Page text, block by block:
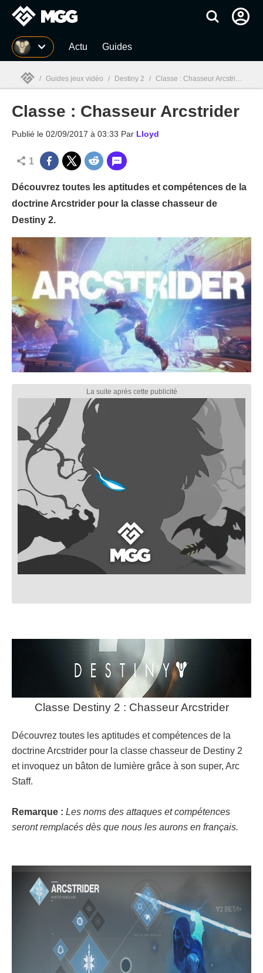
MGG Actu Guides
MGG
/ Guides jeux vidéo / Destiny 2 / Classe : Chasseur Arcstrider
Classe : Chasseur Arcstrider
Publié le 02/09/2017 à 03:33 Par Lloyd
1
Découvrez toutes les aptitudes et compétences de la
doctrine Arcstrider pour la classe chasseur de
Destiny 2.
Classe Destiny 2 : Chasseur Arcstrider
Découvrez toutes les aptitudes et compétences de la
doctrine Arcstrider pour la classe chasseur de Destiny 2
et invoquez un bâton de lumière grâce à son super, Arc
Staff.
Remarque : Les noms des attaques et compétences
seront remplacés dès que nous les aurons en français.